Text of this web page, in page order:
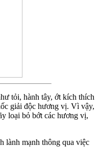
tỏi, hành tây, ớt kích thích
giải độc hương vị. Vì vậy,
loại bỏ bớt các hương vị,
lành mạnh thông qua việc